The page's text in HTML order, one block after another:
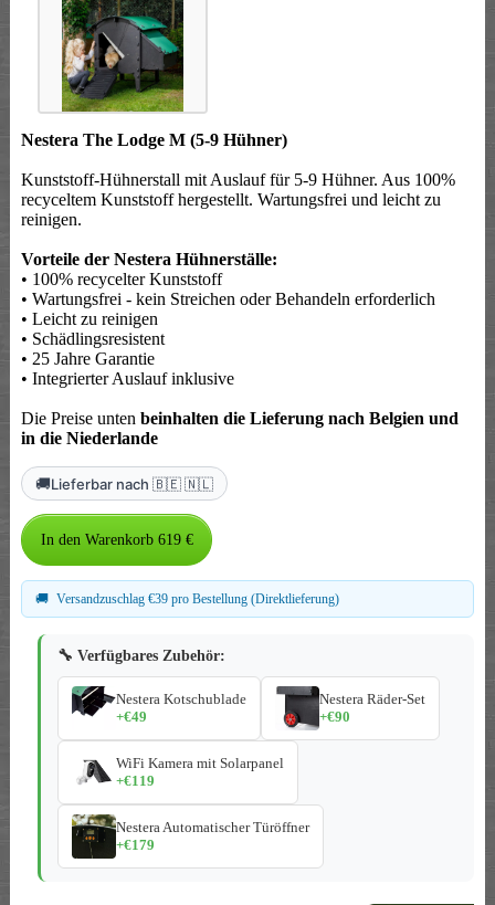
Nestera The Lodge M (5-9 Hühner)
Kunststoff-Hühnerstall mit Auslauf für 5-9 Hühner. Aus 100%
recyceltem Kunststoff hergestellt. Wartungsfrei und leicht zu
reinigen.
Vorteile der Nestera Hühnerställe:
• 100% recycelter Kunststoff
• Wartungsfrei - kein Streichen oder Behandeln erforderlich
• Leicht zu reinigen
• Schädlingsresistent
• 25 Jahre Garantie
• Integrierter Auslauf inklusive
Die Preise unten beinhalten die Lieferung nach Belgien und
in die Niederlande
🚚Lieferbar nach 🇧🇪 🇳🇱
🚚 Versandzuschlag €39 pro Bestellung (Direktlieferung)
🔧 Verfügbares Zubehör:
Nestera Kotschublade
+€49
Nestera Räder-Set
+€90
WiFi Kamera mit Solarpanel
+€119
Nestera Automatischer Türöffner
+€179